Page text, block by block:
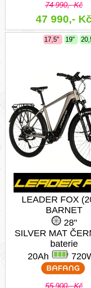
74 990,- Kč
47 990,-
17,5" 19"
LEADER FOX
BARNET
28"
SILVER MAT
baterie
20Ah
55 900,- Kč